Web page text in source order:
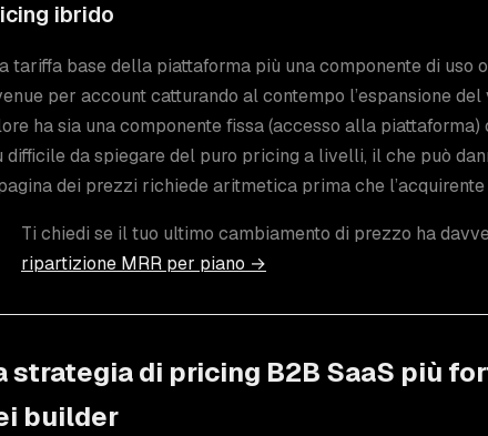
ibrido
tariffa base della piattaforma più una componente di uso
per account catturando al contempo l’espansione
ha sia una componente fissa (accesso alla
difficile da spiegare del puro pricing a livelli, il che può
dei prezzi richiede aritmetica prima che
Ti chiedi se il tuo ultimo cambiamento di prezzo ha
ripartizione MRR per piano →
strategia di pricing B2B SaaS più
builder